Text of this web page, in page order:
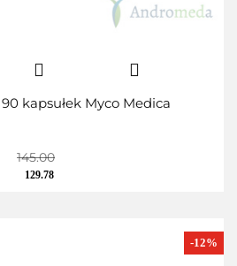
kapsułek Myco Medica
145.00
129.78
-12%